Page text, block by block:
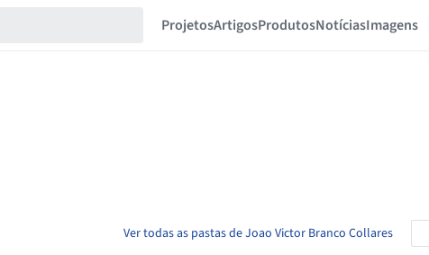
ProjetosArtigosProdutosNotíciasImagens
Ver todas as pastas de Joao Victor Branco Collares